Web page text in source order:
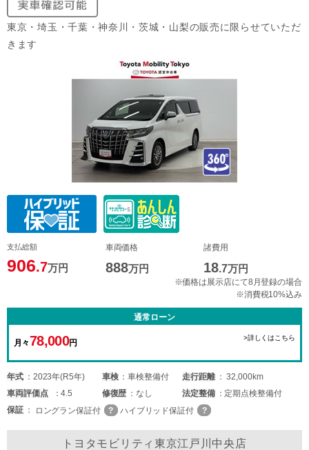
東京・埼玉・千葉・神奈川・茨城・山梨の販売に限らせていただ
きます
支払総額
906.7万円
車両価格
888万円
諸費用
18.7万円
※価格は展示店にて8月登録の場合
※消費税10%込み
通常ローン
月々78,000円
>詳しくはこちら
年式 2023年(R5年) 車検 車検整備付 走行距離
32,000km
車両評価点 4.5 修復歴 なし 法定整備
定期点検整備付
保証
ロングラン保証付 ハイブリッド保証付
トヨタモビリティ東京江戸川中央店